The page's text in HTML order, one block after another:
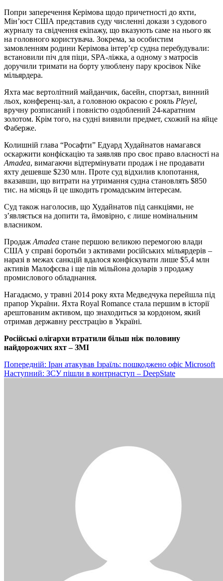
Попри заперечення Керімова щодо причетності до яхти,
Мін’юст США представив суду численні докази з судового
журналу та свідчення екіпажу, що вказують саме на нього як
на головного користувача. Зокрема, за особистим
замовленням родини Керімова інтер’єр судна перебудували:
встановили піч для піци, SPA-ліжка, а одному з матросів
доручили тримати на борту улюблену пару кросівок Nike
мільярдера.
Яхта має вертолітний майданчик, басейн, спортзал, винний
льох, конференц-зал, а головною окрасою є рояль Pleyel,
вручну розписаний і повністю оздоблений 24-каратним
золотом. Крім того, на судні виявили предмет, схожий на яйце
Фаберже.
Колишній глава “Росафти” Едуард Худайнатов намагався
оскаржити конфіскацію та заявляв про своє право власності на
Amadea, вимагаючи відтермінувати продаж і не продавати
яхту дешевше $230 млн. Проте суд відхилив клопотання,
вказавши, що витрати на утримання судна становлять $850
тис. на місяць й це шкодить громадським інтересам.
Суд також наголосив, що Худайнатов під санкціями, не
з’являється на допити та, ймовірно, є лише номінальним
власником.
Продаж Amadea стане першою великою перемогою влади
США у справі боротьби з активами російських мільярдерів –
наразі в межах санкцій вдалося конфіскувати лише $5,4 млн
активів Малофєєва і ще пів мільйона доларів з продажу
промислового обладнання.
Нагадаємо, у травні 2014 року яхта Медведчука перейшла під
прапор України. Яхта Royal Romance стала першим в історії
арештованим активом, що знаходиться за кордоном, який
отримав державну реєстрацію в Україні.
Російські олігархи втратили більш ніж половину
найдорожчих яхт – ЗМІ
Навігація
записів
Попередній: Іран атакував Ізраїль: пошкоджено офіс Microsoft
Наступний: ЗСУ пішли в контрнаступ – DeepState